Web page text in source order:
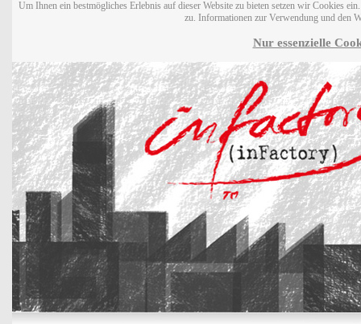
Um Ihnen ein bestmögliches Erlebnis auf dieser Website zu bieten setzen wir Cookies
zu. Informationen zur Verwendung und den
Nur essenzielle